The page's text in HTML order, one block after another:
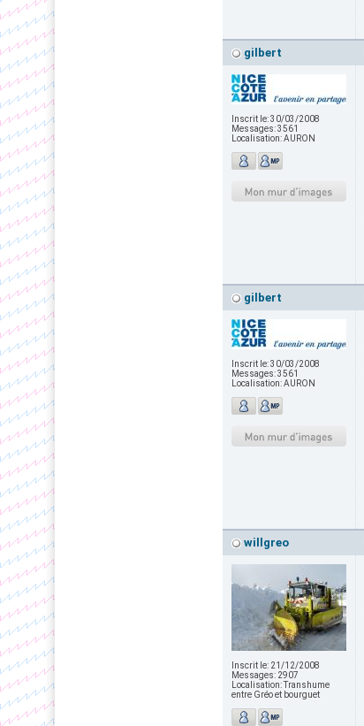
gilbert
Inscrit le:30/03/2008
Messages:3561
Localisation:AURON
gilbert
Inscrit le:30/03/2008
Messages:3561
Localisation:AURON
willgreo
Inscrit le: 21/12/2008
Messages: 2907
Localisation:Transhume
entre Gréo et bourguet